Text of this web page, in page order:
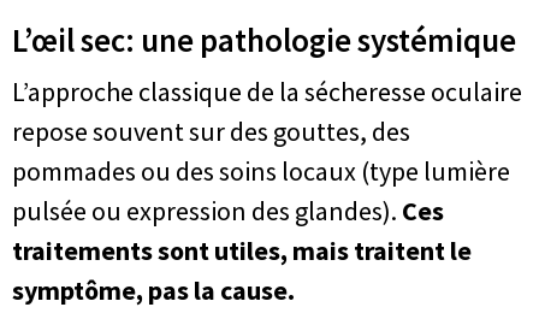
L’œil sec: une pathologie systémique
L’approche classique de la sécheresse oculaire
repose souvent sur des gouttes, des
pommades ou des soins locaux (type lumière
pulsée ou expression des glandes). Ces
traitements sont utiles, mais traitent le
symptôme, pas la cause.